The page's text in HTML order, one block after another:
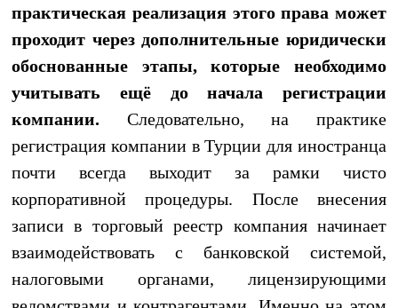
практическая реализация этого права может
проходит через дополнительные юридически
обоснованные этапы, которые необходимо
учитывать ещё до начала регистрации
компании. Следовательно, на практике
регистрация компании в Турции для иностранца
почти всегда выходит за рамки чисто
корпоративной процедуры. После внесения
записи в торговый реестр компания начинает
взаимодействовать с банковской системой,
налоговыми органами, лицензирующими